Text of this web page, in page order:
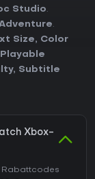
Studio.
.
Size, Color
Playable
, Subtitle
Xbox-
Rabattcodes